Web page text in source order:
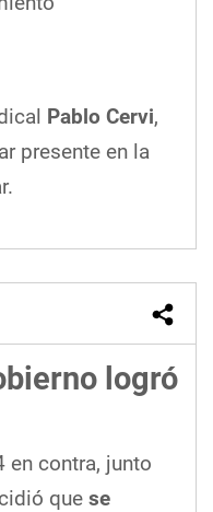
Pablo Cervi,
presente en la
logró
en contra, junto
que se